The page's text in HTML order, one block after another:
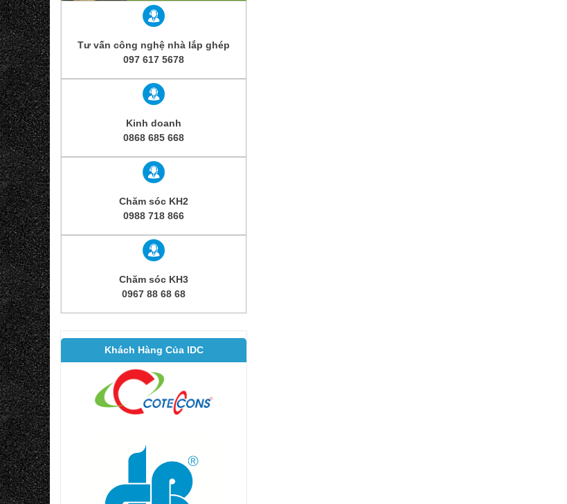
Tư vấn công nghệ nhà lắp ghép
097 617 5678
Kinh doanh
0868 685 668
Chăm sóc KH2
0988 718 866
Chăm sóc KH3
0967 88 68 68
Khách Hàng Của IDC